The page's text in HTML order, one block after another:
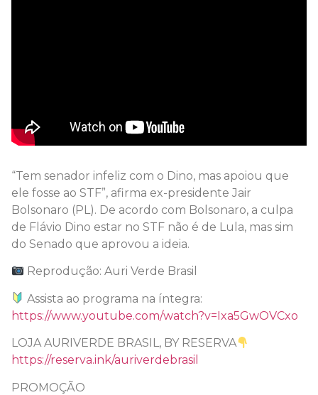
“Tem senador infeliz com o Dino, mas apoiou que
ele fosse ao STF”, afirma ex-presidente Jair
Bolsonaro (PL). De acordo com Bolsonaro, a culpa
de Flávio Dino estar no STF não é de Lula, mas sim
do Senado que aprovou a ideia.
Reprodução: Auri Verde Brasil
Assista ao programa na íntegra:
https://www.youtube.com/watch?v=Ixa5GwOVCxo
LOJA AURIVERDE BRASIL, BY RESERVA
https://reserva.ink/auriverdebrasil
PROMOÇÃO